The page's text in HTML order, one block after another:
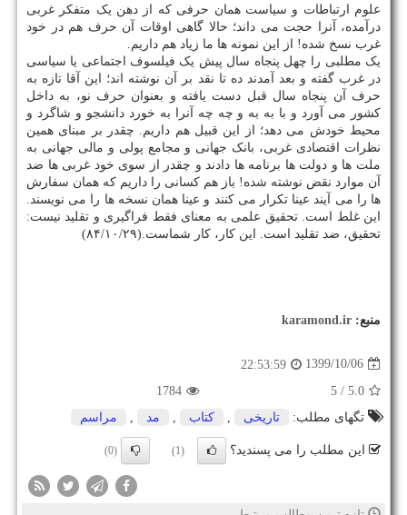
علوم ارتباطات و سیاست همان حرفی که از دهن یک متفکر غربی
درآمده، آنرا حجت می داند؛ حالا گاهی اوقات آن حرف هم در خود
غرب نسخ شده! از این نمونه ها ما زیاد هم داریم.
یک مطلبی را چهل پنجاه سال پیش یک فیلسوف اجتماعی یا سیاسی
در غرب گفته و بعد آمدند ده تا نقد بر آن نوشته اند؛ این آقا تازه به
حرف آن پنجاه سال قبل دست یافته و بعنوان حرف نو، به داخل
کشور می آورد و با به به و چه چه آنرا به خورد دانشجو و شاگرد و
محیط خودش می دهد؛ از این قبیل هم داریم. چقدر بر مبنای همین
نظرات اقتصادی غربی، بانک جهانی و مجامع پولی و مالی جهانی به
ملت ها و دولت ها برنامه ها دادند و چقدر از سوی خود غربی ها ضد
آن موارد نقض نوشته شده! باز هم کسانی را داریم که همان سفارش
ها را می آیند عینا تکرار می کنند و عینا همان نسخه ها را می نویسند.
این غلط است. تحقیق علمی به معنای فقط فراگیری و تقلید نیست:
تحقیق، ضد تقلید است. این کار، کار شماست.(۸۴/۱۰/۲۹)
منبع: karamond.ir
1399/10/06
22:53:59
5.0
/ 5
1784
تگهای مطلب:
تاریخی كتاب مد مراسم
این مطلب را می پسندید؟ (1)
(0)